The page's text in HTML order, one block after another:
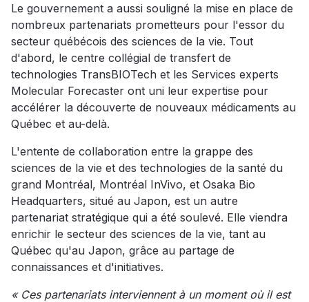
Le gouvernement a aussi souligné la mise en place de
nombreux partenariats prometteurs pour l'essor du
secteur québécois des sciences de la vie. Tout
d'abord, le centre collégial de transfert de
technologies TransBIOTech et les Services experts
Molecular Forecaster ont uni leur expertise pour
accélérer la découverte de nouveaux médicaments au
Québec et au-delà.
L'entente de collaboration entre la grappe des
sciences de la vie et des technologies de la santé du
grand Montréal, Montréal InVivo, et Osaka Bio
Headquarters, situé au Japon, est un autre
partenariat stratégique qui a été soulevé. Elle viendra
enrichir le secteur des sciences de la vie, tant au
Québec qu'au Japon, grâce au partage de
connaissances et d'initiatives.
« Ces partenariats interviennent à un moment où il est